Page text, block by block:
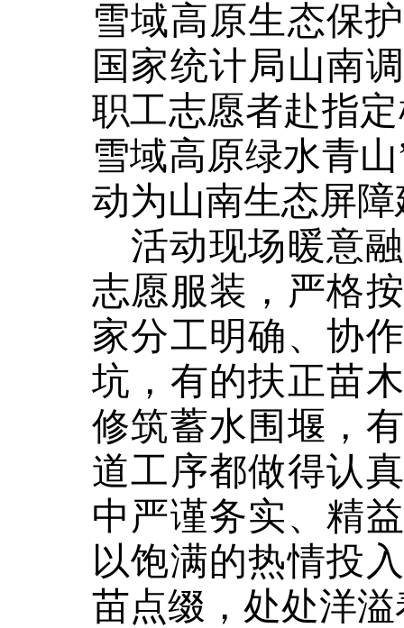
雪域高原生态保
国家统计局山南
职工志愿者赴指
雪域高原绿水青
动为山南生态屏
活动现场暖意
志愿服装，严格
家分工明确、协
坑，有的扶正苗
修筑蓄水围堰，
道工序都做得认
中严谨务实、精
以饱满的热情投
苗点缀，处处洋